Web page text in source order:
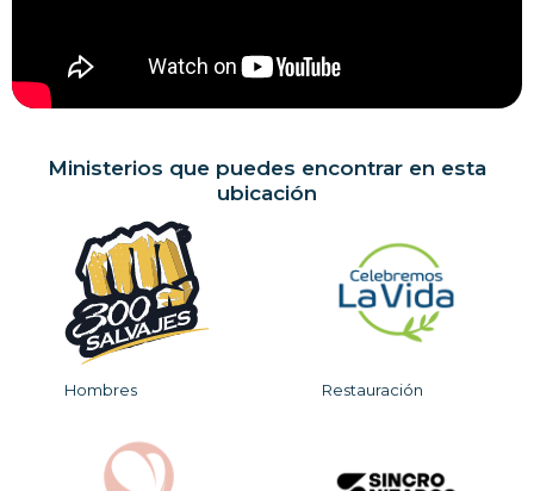
Ministerios que puedes encontrar en esta
ubicación
Hombres Restauración